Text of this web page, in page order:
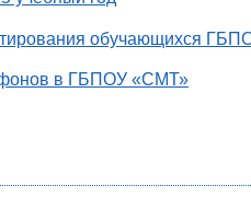
обучающихся
в ГБПОУ «СМТ»